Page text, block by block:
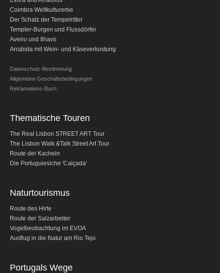
Obidos
Montejunto Gebirge und Obidos
Fatima, Batalha, Nazare und Obidos
Fátima
Ein Tag in Fátima
Fátima, Batalha, Nazaré und Óbidos
Évora
Évora und Arraiolos
Tomar
Templer-Burgen und Flussdörfer
Halbtags-Touren
Sintra Halbtagestour
Fatima Halbtagestour
The Real Lisbon STREET ART Tour
Coimbra Weltkulturerbe
Der Schatz der Tempelritter
Templer-Burgen und Flussdörfer
Aveiro und Ilhavo
Arrabida mit Wein- und Käseverkostung
Datenschutz-Bestimmung
Allgemeine Geschäftsbedingungen
Reklamations-Buch
Thematische Touren
The Real Lisbon STREET ART Tour
The Lisbon Walk &Talk Street Art Tour
Route der Kacheln
Die Portuguiesiche 'Calçada'
Naturtourismus
Route des Hirte
Route der Salzarbeiter
Vogelbeobachtung im EVOA
Ausflug in die Natur am Rio Tejo
Portugals Wege